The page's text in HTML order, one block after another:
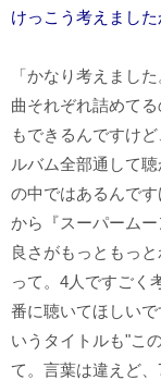
けっこう考えました
「かなり考えまし
曲それぞれ詰めて
もできるんですけ
ルバム全部通して
の中ではあるんです
から『スーパーム
良さがもっともっ
って。4人ですごく
番に聴いてほしい
いうタイトルも"こ
て。言葉は違えど